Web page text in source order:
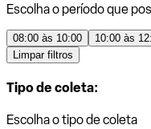
Escolha o período que
08:00 às 10:00 10:00 às
Limpar filtros
Tipo de coleta:
Escolha o tipo de coleta